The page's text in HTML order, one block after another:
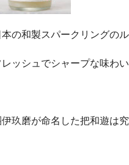
本の和製スパークリングの
レッシュでシャープな味わい
伊玖磨が命名した把和遊は